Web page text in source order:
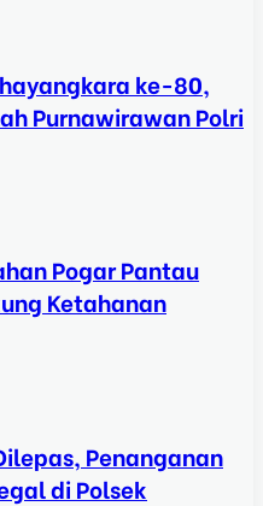
ke-80,
Purnawirawan Polri
Pogar Pantau
Ketahanan
Penanganan
di Polsek